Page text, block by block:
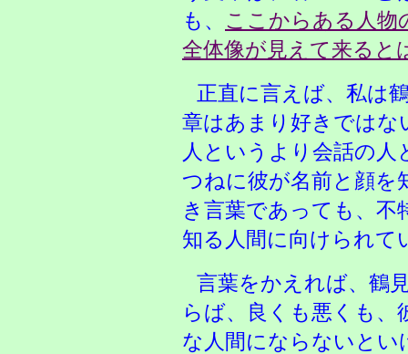
も、 ここからある人物
全体像が見えて来ると
正直に言えば、私は
章はあまり好きではな
人というより会話の
つねに彼が名前と顔を
き言葉であっても、不
知る人間に向けられて
言葉をかえれば、鶴
らば、良くも悪くも
な人間にならないとい